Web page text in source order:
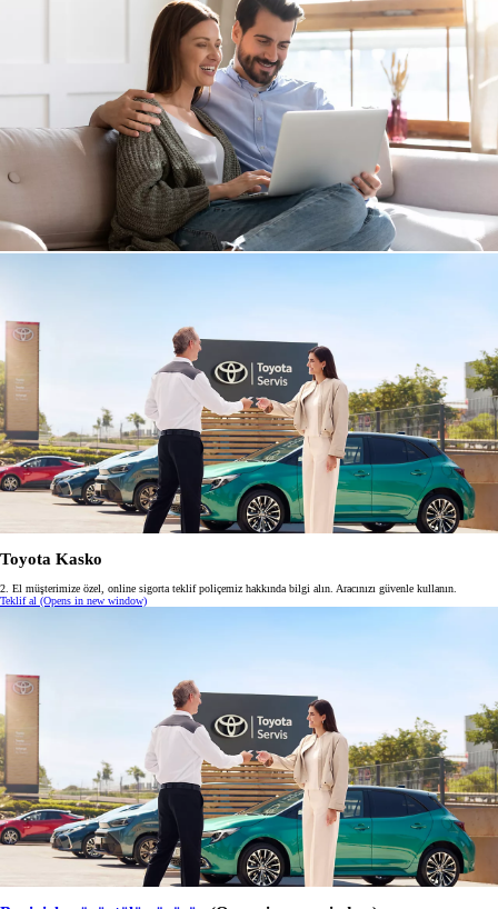
Toyota Kasko
2. El müşterimize özel, online sigorta teklif poliçemiz hakkında bilgi alın. Aracınızı güvenle kullanın.
Teklif al (Opens in new window)